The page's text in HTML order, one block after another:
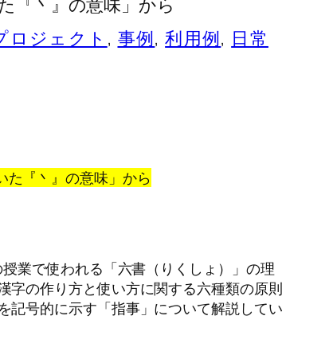
『丶』の意味」から
ロジェクト , 事例, 利用例, 日常
た『丶』の意味」から
業で使われる「六書（りくしょ）」の理
字の作り方と使い方に関する六種類の原則
記号的に示す「指事」について解説してい